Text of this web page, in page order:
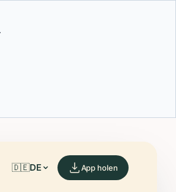
🇩🇪DE App holen